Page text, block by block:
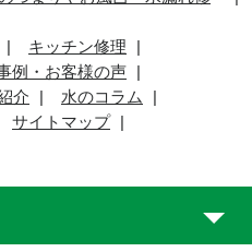
キッチン修理
例・お客様の声
介
水のコラム
サイトマップ